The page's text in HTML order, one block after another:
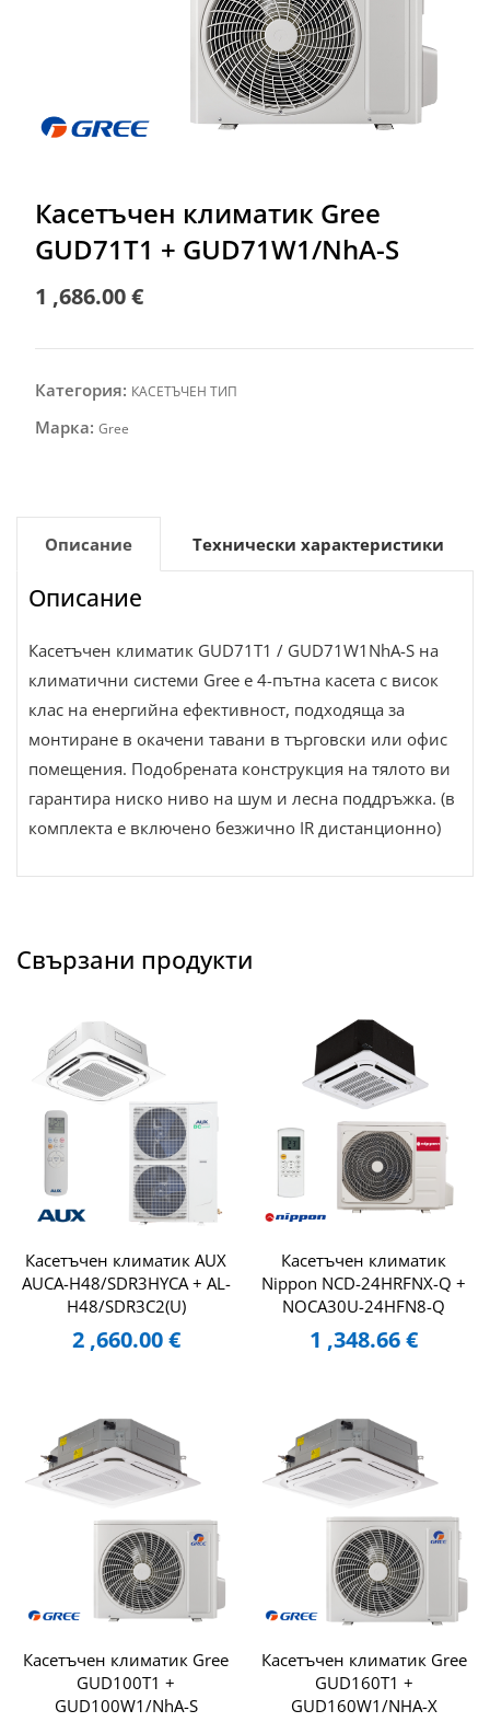
Касетъчен климатик Gree
GUD71T1 + GUD71W1/NhA-S
1 ,686.00€
Категория: КАСЕТЪЧЕН ТИП
Марка: Gree
Описание Технически характеристики
Описание
Касетъчен климатик GUD71T1 / GUD71W1NhA-S на
климатични системи Gree е 4-пътна касета с висок
клас на енергийна ефективност, подходяща за
монтиране в окачени тавани в търговски или офис
помещения. Подобрената конструкция на тялото ви
гарантира ниско ниво на шум и лесна поддръжка. (в
комплекта е включено безжично IR дистанционно)
Свързани продукти
Касетъчен климатик AUX
AUCA-H48/SDR3HYCA + AL-
H48/SDR3C2(U)
2 ,660.00€
Касетъчен климатик
Nippon NCD-24HRFNX-Q +
NOCA30U-24HFN8-Q
1 ,348.66€
Касетъчен климатик Gree
GUD100T1 +
GUD100W1/NhA-S
Касетъчен климатик Gree
GUD160T1 +
GUD160W1/NHA-X